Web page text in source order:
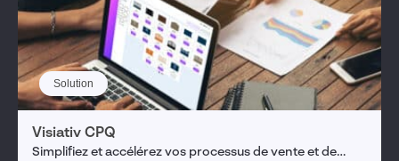
Solution
Visiativ CPQ
Simplifiez et accélérez vos processus de vente et de